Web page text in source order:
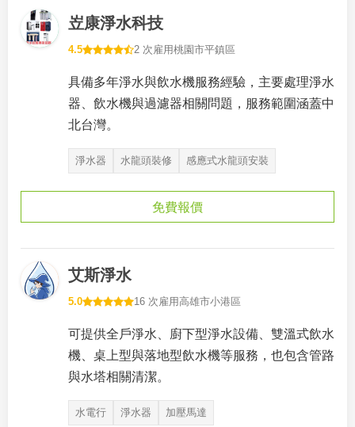
岦康淨水科技
4.5 2 次雇用桃園市平鎮區
具備多年淨水與飲水機服務經驗，主要處理淨水
器、飲水機與過濾器相關問題，服務範圍涵蓋中
北台灣。
淨水器 水龍頭裝修 感應式水龍頭安裝
免費報價
艾斯淨水
5.0 16 次雇用高雄市小港區
可提供全戶淨水、廚下型淨水設備、雙溫式飲水
機、桌上型與落地型飲水機等服務，也包含管路
與水塔相關清潔。
水電行 淨水器 加壓馬達